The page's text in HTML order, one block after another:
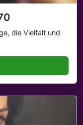
die Vielfalt und